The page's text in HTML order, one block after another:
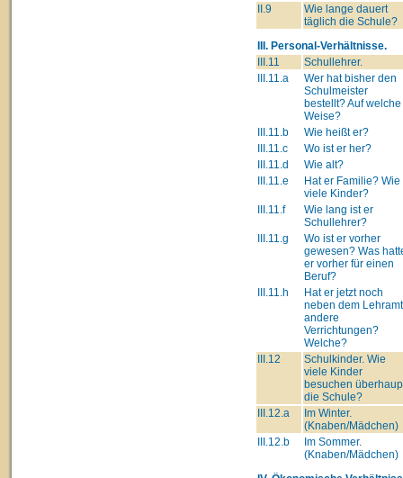
II.9
Wie lange dauert
täglich die Schule?
III. Personal-Verhältnisse.
III.11
Schullehrer.
III.11.a
Wer hat bisher den
Schulmeister
bestellt? Auf welche
Weise?
III.11.b
Wie heißt er?
III.11.c
Wo ist er her?
III.11.d
Wie alt?
III.11.e
Hat er Familie? Wie
viele Kinder?
III.11.f
Wie lang ist er
Schullehrer?
III.11.g
Wo ist er vorher
gewesen? Was
er vorher für einen
Beruf?
III.11.h
Hat er jetzt noch
neben dem
andere
Verrichtungen?
Welche?
III.12
Schulkinder. Wie
viele Kinder
besuchen
die Schule?
III.12.a
Im Winter.
(Knaben/Mädchen)
III.12.b
Im Sommer.
(Knaben/Mädchen)